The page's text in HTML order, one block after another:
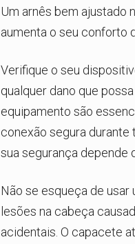
Um arnês bem ajustado
aumenta o seu conforto
Verifique o seu
qualquer dano que
equipamento são
conexão segura durante
sua segurança depende
Não se esqueça de
lesões na cabeça
acidentais. O capacete